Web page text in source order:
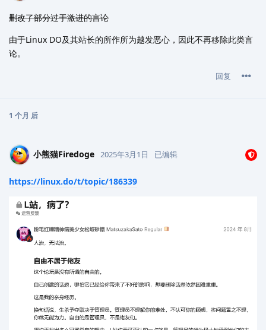
删改了部分过于激进的言论
由于Linux DO及其站长的所作所为越发恶心，因此不再移除此类言
论。
回复
1 个月 后
小熊猫Firedoge 2025年3月1日 已编辑
https://linux.do/t/topic/186339